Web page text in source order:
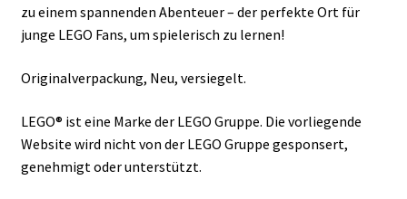
zu einem spannenden Abenteuer – der perfekte Ort für
junge LEGO Fans, um spielerisch zu lernen!
Originalverpackung, Neu, versiegelt.
LEGO® ist eine Marke der LEGO Gruppe. Die vorliegende
Website wird nicht von der LEGO Gruppe gesponsert,
genehmigt oder unterstützt.